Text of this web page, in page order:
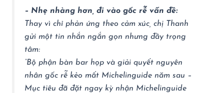
– Nhẹ nhàng hơn, đi vào gốc rễ vấn đề:
Thay vì chỉ phản ứng theo cảm xúc, chị Thanh
gửi một tin nhắn ngắn gọn nhưng đầy trọng
tâm:
“Bộ phận bàn bar họp và giải quyết nguyên
nhân gốc rễ kẻo mất Michelinguide năm sau –
Mục tiêu đã đặt ngay kỳ nhận Michelinguide